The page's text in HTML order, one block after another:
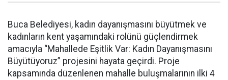
Buca Belediyesi, kadın dayanışmasını büyütmek ve
kadınların kent yaşamındaki rolünü güçlendirmek
amacıyla “Mahallede Eşitlik Var: Kadın Dayanışmasını
Büyütüyoruz” projesini hayata geçirdi. Proje
kapsamında düzenlenen mahalle buluşmalarının ilki 4